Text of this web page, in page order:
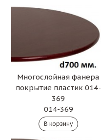
Многослойная фанера
покрытие пластик 014-
369
014-369